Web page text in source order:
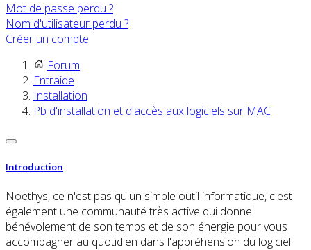
Mot de passe perdu ?
Nom d'utilisateur perdu ?
Créer un compte
Forum
Entraide
Installation
Pb d'installation et d'accès aux logiciels sur MAC
Introduction
Noethys, ce n'est pas qu'un simple outil informatique, c'est
également une communauté très active qui donne
bénévolement de son temps et de son énergie pour vous
accompagner au quotidien dans l'appréhension du logiciel.